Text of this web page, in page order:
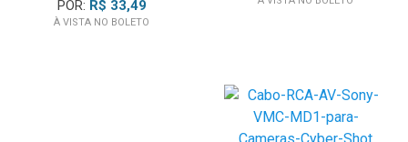
POR: R$ 33,49
À VISTA NO BOLETO